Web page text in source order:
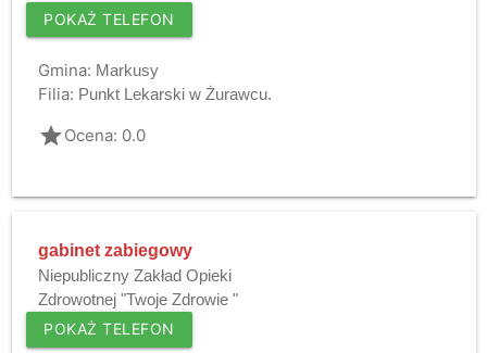
POKAŻ TELEFON
Gmina: Markusy
Filia: Punkt Lekarski w Żurawcu.
gradeOcena: 0.0
gabinet zabiegowy
Niepubliczny Zakład Opieki
Zdrowotnej "Twoje Zdrowie "
POKAŻ TELEFON